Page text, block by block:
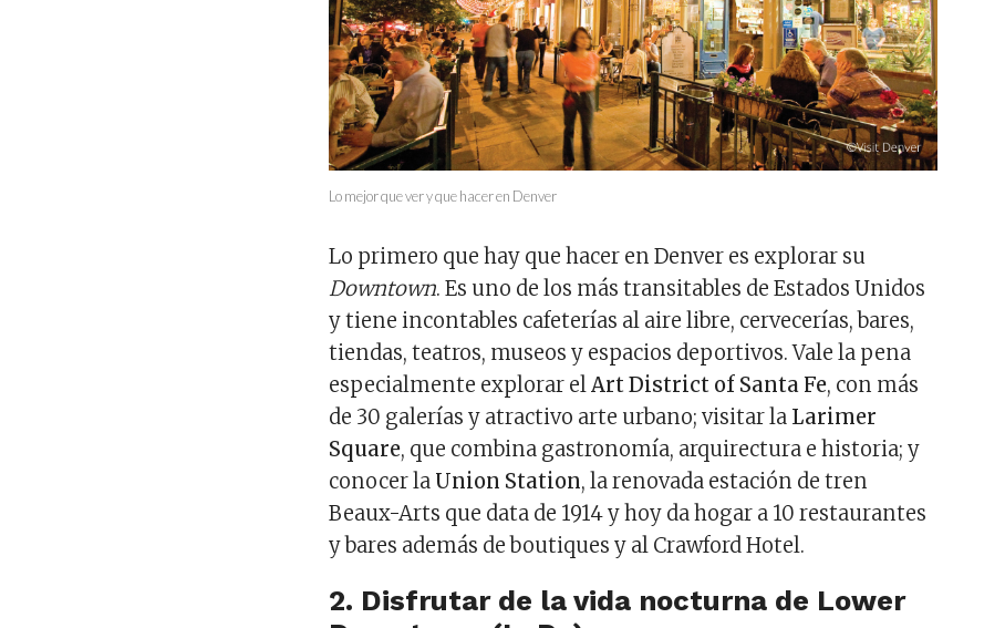
Lo mejor que ver y que hacer en Denver
Lo primero que hay que hacer en Denver es explorar su
Downtown. Es uno de los más transitables de Estados Unidos
y tiene incontables cafeterías al aire libre, cervecerías, bares,
tiendas, teatros, museos y espacios deportivos. Vale la pena
especialmente explorar elArt District of Santa Fe, con más
de 30 galerías y atractivo arte urbano; visitar la Larimer
Square, que combina gastronomía, arquirectura e historia; y
conocer la Union Station, la renovada estación de tren
Beaux-Arts que data de 1914 y hoy da hogar a 10 restaurantes
y bares además de boutiques y al Crawford Hotel.
2. Disfrutar de la vida nocturna de Lower